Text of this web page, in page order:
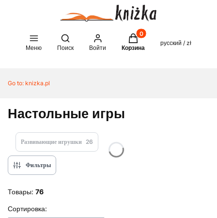
Меню
Open search engine
Поиск Войти
Товары в корзине: 0.
Корзина
русский / zł
Go to: knizka.pl
Настольные игры
Развивающие игрушки 26
Фильтры
Товары: 76
Список товаров
Сортировка: